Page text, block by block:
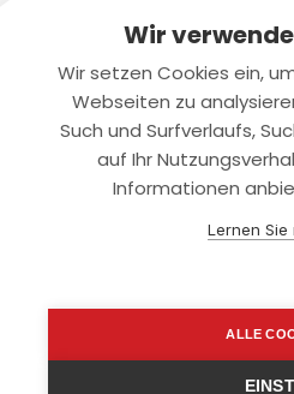
Rechtliches
Datenschutz
support@smartkuendigen.de
Wir
Wir setzen Cookies ein,
Webseiten zu
Such und Surfverlaufs,
auf Ihr
Informationen
Lernen Sie
ALLE